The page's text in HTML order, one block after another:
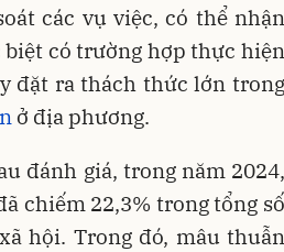
các vụ việc, có thể nhận
có trường hợp thực hiện
đặt ra thách thức lớn trong
ở địa phương.
đánh giá, trong năm 2024,
chiếm 22,3% trong tổng số
hội. Trong đó, mâu thuẫn